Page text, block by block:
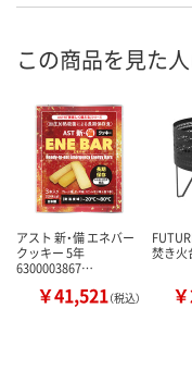
この商品を見た
アスト 新・備 エネバー
クッキー 5年
6300003867…
￥41,521（税込）
焚き火